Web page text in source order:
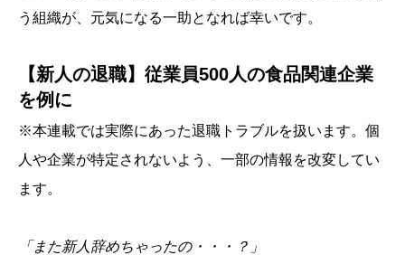
う組織が、元気になる一助となれば幸いです。
【新人の退職】従業員500人の食品関連企業
を例に
※本連載では実際にあった退職トラブルを扱います。個
人や企業が特定されないよう、一部の情報を改変してい
ます。
「 また新人辞めちゃったの・・・？ 」